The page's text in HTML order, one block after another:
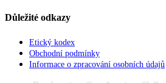
Důležité odkazy
Etický kodex
Obchodní podmínky
Informace o zpracování osobních údajů